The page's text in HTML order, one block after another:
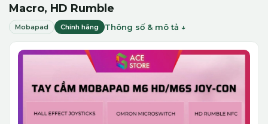
Macro, HD Rumble
Mobapad Chính hãng Thông số & mô tả